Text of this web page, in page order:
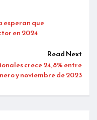
esperan que
en 2024
Read Next
crece 24,8% entre
y noviembre de 2023